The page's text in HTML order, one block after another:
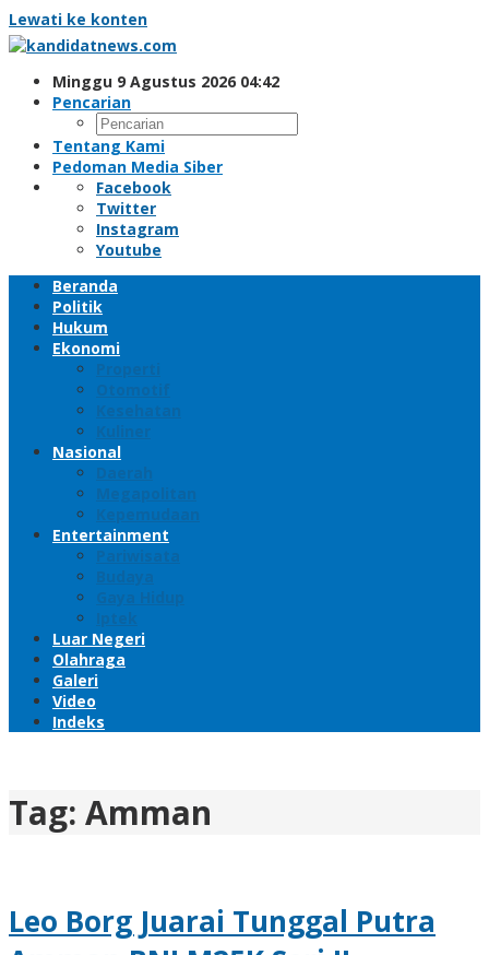
Lewati ke konten
Minggu 9 Agustus 2026 04:42
Pencarian
Tentang Kami
Pedoman Media Siber
Facebook
Twitter
Instagram
Youtube
Beranda
Politik
Hukum
Ekonomi
Properti
Otomotif
Kesehatan
Kuliner
Nasional
Daerah
Megapolitan
Kepemudaan
Entertainment
Pariwisata
Budaya
Gaya Hidup
Iptek
Luar Negeri
Olahraga
Galeri
Video
Indeks
Tag: Amman
Leo Borg Juarai Tunggal Putra